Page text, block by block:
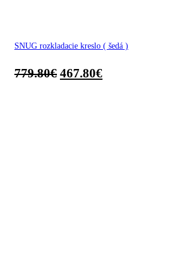
SNUG rozkladacie kreslo ( šedá )
779.80€ 467.80€